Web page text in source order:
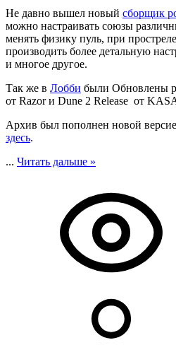
Не давно вышел новый сборщик
можно настраивать союзы
менять физику пуль, при
производить более детальную
и многое другое.
Так же в Лобби были Обновлены
от Razor и Dune 2 Release от
Архив был пополнен новой
здесь.
... Читать дальше »